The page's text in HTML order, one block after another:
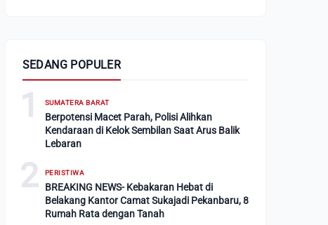
SEDANG POPULER
1 SUMATERA BARAT
Berpotensi Macet Parah, Polisi Alihkan
Kendaraan di Kelok Sembilan Saat Arus Balik
Lebaran
2 PERISTIWA
BREAKING NEWS- Kebakaran Hebat di
Belakang Kantor Camat Sukajadi Pekanbaru, 8
Rumah Rata dengan Tanah